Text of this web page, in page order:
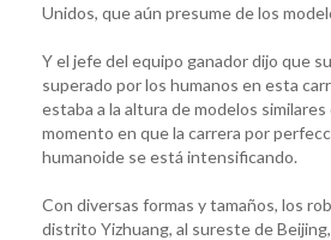
Unidos, que aún presume de los
Y el jefe del equipo ganador dijo que
superado por los humanos en esta
estaba a la altura de modelos
momento en que la carrera por
humanoide se está intensificando.
Con diversas formas y tamaños, los
distrito Yizhuang, al sureste de